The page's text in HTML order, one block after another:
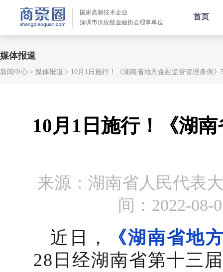
国家高新技术企业
深圳市供应链金融协会理事单位
首页
媒体报道
新闻中心 媒体报道 10月1日施行！《湖南省地方金融监督管理条例》
10月1日施行！《湖
来源：湖南省人民代表
间：2022-08-
近日，
《湖南省地
28日经湖南省第十三